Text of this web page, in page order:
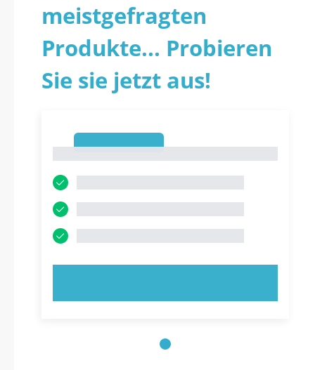
meistgefragten
Produkte... Probieren
Sie sie jetzt aus!